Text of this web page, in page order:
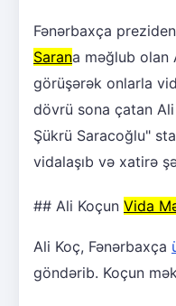
Fənərbaxça
Sarana məğlub olan
görüşərək onlarla
dövrü sona çatan
Şükrü Saracoğlu"
vidalaşıb və xatirə
## Ali Koçun Vida
Ali Koç, Fənərbaxça
göndərib. Koçun